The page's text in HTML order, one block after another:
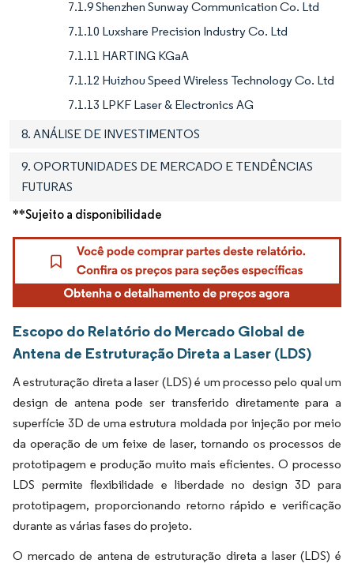
7.1.9 Shenzhen Sunway Communication Co. Ltd
7.1.10 Luxshare Precision Industry Co. Ltd
7.1.11 HARTING KGaA
7.1.12 Huizhou Speed Wireless Technology Co. Ltd
7.1.13 LPKF Laser & Electronics AG
8. ANÁLISE DE INVESTIMENTOS
9. OPORTUNIDADES DE MERCADO E TENDÊNCIAS
FUTURAS
**Sujeito a disponibilidade
Escopo do Relatório do Mercado Global de
Antena de Estruturação Direta a Laser (LDS)
A estruturação direta a laser (LDS) é um processo pelo qual um
design de antena pode ser transferido diretamente para a
superfície 3D de uma estrutura moldada por injeção por meio
da operação de um feixe de laser, tornando os processos de
prototipagem e produção muito mais eficientes. O processo
LDS permite flexibilidade e liberdade no design 3D para
prototipagem, proporcionando retorno rápido e verificação
durante as várias fases do projeto.
O mercado de antena de estruturação direta a laser (LDS) é